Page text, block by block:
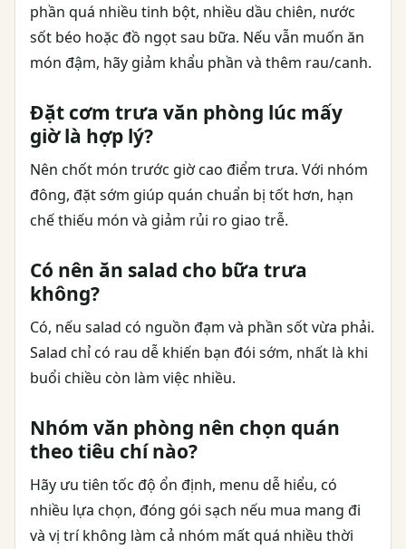
phần quá nhiều tinh bột, nhiều dầu chiên, nước
sốt béo hoặc đồ ngọt sau bữa. Nếu vẫn muốn ăn
món đậm, hãy giảm khẩu phần và thêm rau/canh.
Đặt cơm trưa văn phòng lúc mấy
giờ là hợp lý?
Nên chốt món trước giờ cao điểm trưa. Với nhóm
đông, đặt sớm giúp quán chuẩn bị tốt hơn, hạn
chế thiếu món và giảm rủi ro giao trễ.
Có nên ăn salad cho bữa trưa
không?
Có, nếu salad có nguồn đạm và phần sốt vừa phải.
Salad chỉ có rau dễ khiến bạn đói sớm, nhất là khi
buổi chiều còn làm việc nhiều.
Nhóm văn phòng nên chọn quán
theo tiêu chí nào?
Hãy ưu tiên tốc độ ổn định, menu dễ hiểu, có
nhiều lựa chọn, đóng gói sạch nếu mua mang đi
và vị trí không làm cả nhóm mất quá nhiều thời